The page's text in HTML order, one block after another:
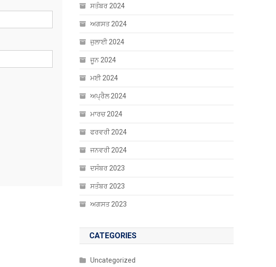
ਸਤੰਬਰ 2024
ਅਗਸਤ 2024
ਜੁਲਾਈ 2024
ਜੂਨ 2024
ਮਈ 2024
ਅਪ੍ਰੈਲ 2024
ਮਾਰਚ 2024
ਫਰਵਰੀ 2024
ਜਨਵਰੀ 2024
ਦਸੰਬਰ 2023
ਸਤੰਬਰ 2023
ਅਗਸਤ 2023
CATEGORIES
Uncategorized